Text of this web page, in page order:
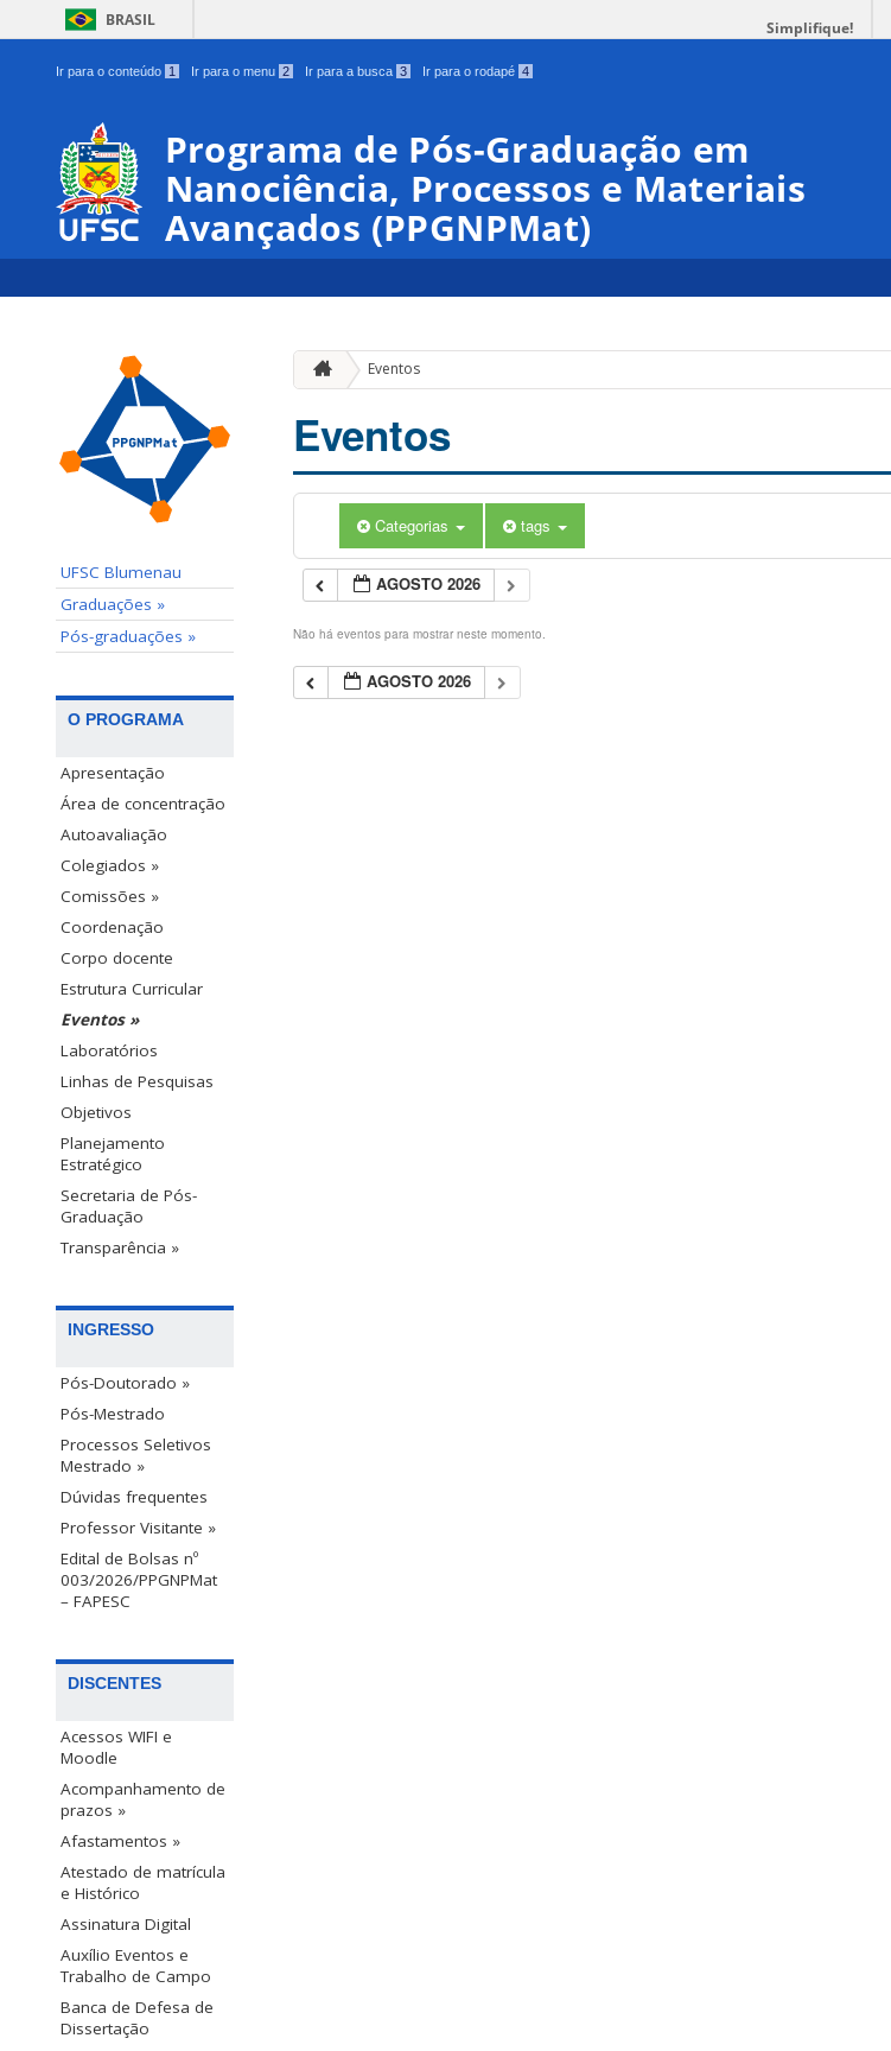
BRASIL Simplifique!
Ir para o conteúdo 1 Ir para o menu 2 Ir para a busca 3 Ir para o rodapé 4
Programa de Pós-Graduação em
Nanociência, Processos e Materiais
Avançados (PPGNPMat)
UFSC Blumenau
Graduações »
Pós-graduações »
O PROGRAMA
Apresentação
Área de concentração
Autoavaliação
Colegiados »
Comissões »
Coordenação
Corpo docente
Estrutura Curricular
Eventos »
Laboratórios
Linhas de Pesquisas
Objetivos
Planejamento
Estratégico
Secretaria de Pós-
Graduação
Transparência »
INGRESSO
Pós-Doutorado »
Pós-Mestrado
Processos Seletivos
Mestrado »
Dúvidas frequentes
Professor Visitante »
Edital de Bolsas nº
003/2026/PPGNPMat
– FAPESC
DISCENTES
Acessos WIFI e
Moodle
Acompanhamento de
prazos »
Afastamentos »
Atestado de matrícula
e Histórico
Assinatura Digital
Auxílio Eventos e
Trabalho de Campo
Banca de Defesa de
Dissertação
Eventos
Eventos
Categorias tags
AGOSTO 2026
Não há eventos para mostrar neste momento.
AGOSTO 2026